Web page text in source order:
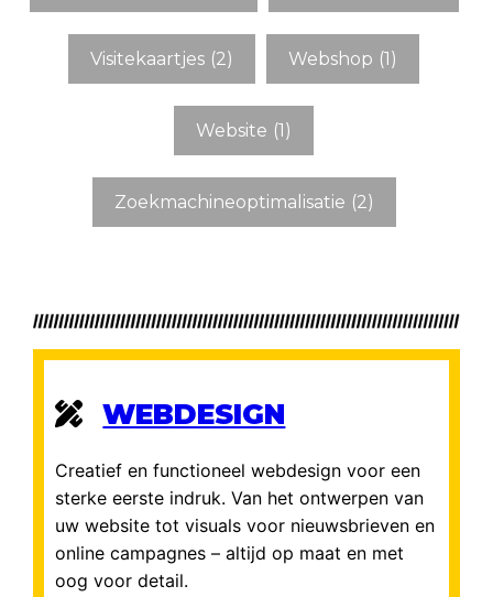
Visitekaartjes (2) Webshop (1)
Website (1)
Zoekmachineoptimalisatie (2)
WEBDESIGN
Creatief en functioneel webdesign voor een
sterke eerste indruk. Van het ontwerpen van
uw website tot visuals voor nieuwsbrieven en
online campagnes – altijd op maat en met
oog voor detail.